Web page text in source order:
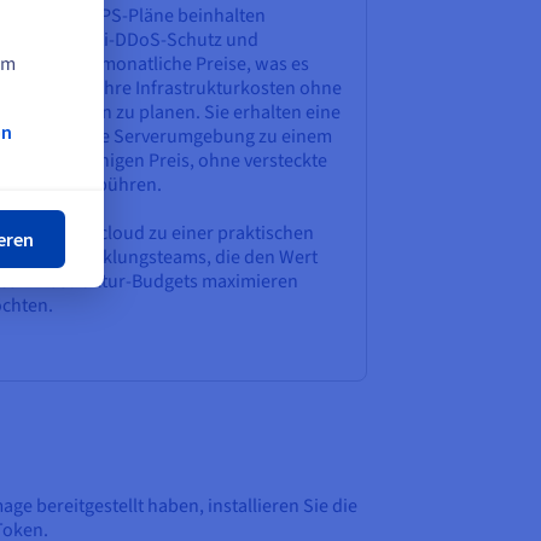
OVHcloud VPS-Pläne beinhalten
Anti-DDoS-Schutz und
monatliche Preise, was es
macht, Ihre Infrastrukturkosten ohne
zu planen. Sie erhalten eine
isolierte Serverumgebung zu einem
Preis, ohne versteckte
macht OVHcloud zu einer praktischen
für Entwicklungsteams, die den Wert
Infrastruktur-Budgets maximieren
bereitgestellt haben, installieren Sie die